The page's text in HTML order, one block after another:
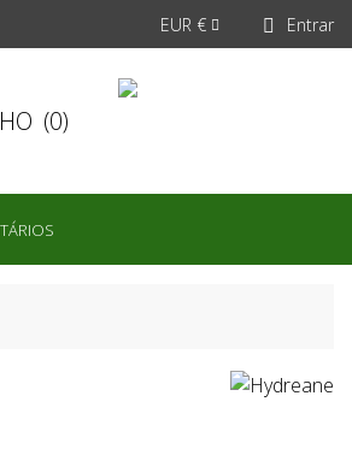
EUR €   Entrar
(0)